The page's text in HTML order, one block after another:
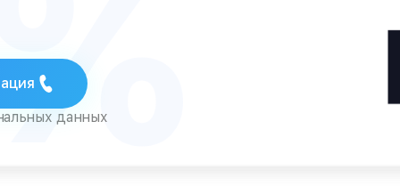
данных